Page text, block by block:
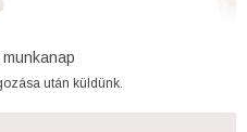
munkanap
után küldünk.